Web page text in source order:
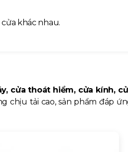
khác nhau.
cửa thoát hiểm, cửa kính,
chịu tải cao, sản phẩm đáp